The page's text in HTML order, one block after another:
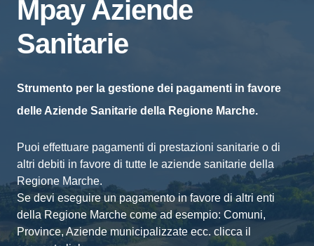
Mpay Aziende
Sanitarie
Strumento per la gestione dei pagamenti in favore
delle Aziende Sanitarie della Regione Marche.
Puoi effettuare pagamenti di prestazioni sanitarie o di
altri debiti in favore di tutte le aziende sanitarie della
Regione Marche.
Se devi eseguire un pagamento in favore di altri enti
della Regione Marche come ad esempio: Comuni,
Province, Aziende municipalizzate ecc. clicca il